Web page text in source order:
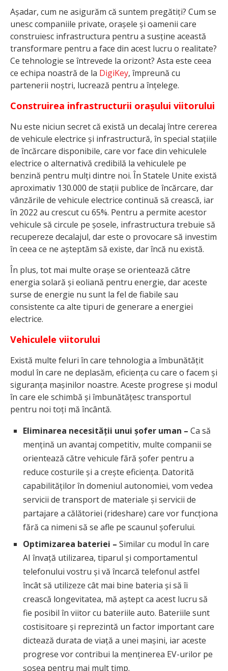
Așadar, cum ne asigurăm că suntem pregătiți? Cum se
unesc companiile private, orașele și oamenii care
construiesc infrastructura pentru a susține această
transformare pentru a face din acest lucru o realitate?
Ce tehnologie se întrevede la orizont? Asta este ceea
ce echipa noastră de la DigiKey, împreună cu
partenerii noștri, lucrează pentru a înțelege.
Construirea infrastructurii orașului viitorului
Nu este niciun secret că există un decalaj între cererea
de vehicule electrice și infrastructură, în special stațiile
de încărcare disponibile, care vor face din vehiculele
electrice o alternativă credibilă la vehiculele pe
benzină pentru mulți dintre noi. În Statele Unite există
aproximativ 130.000 de stații publice de încărcare, dar
vânzările de vehicule electrice continuă să crească, iar
în 2022 au crescut cu 65%. Pentru a permite acestor
vehicule să circule pe șosele, infrastructura trebuie să
recupereze decalajul, dar este o provocare să investim
în ceea ce ne așteptăm să existe, dar încă nu există.
În plus, tot mai multe orașe se orientează către
energia solară și eoliană pentru energie, dar aceste
surse de energie nu sunt la fel de fiabile sau
consistente ca alte tipuri de generare a energiei
electrice.
Vehiculele viitorului
Există multe feluri în care tehnologia a îmbunătățit
modul în care ne deplasăm, eficiența cu care o facem și
siguranța mașinilor noastre. Aceste progrese și modul
în care ele schimbă și îmbunătățesc transportul
pentru noi toți mă încântă.
Eliminarea necesității unui șofer uman – Ca să
mențină un avantaj competitiv, multe companii se
orientează către vehicule fără șofer pentru a
reduce costurile și a crește eficiența. Datorită
capabilităților în domeniul autonomiei, vom vedea
servicii de transport de materiale și servicii de
partajare a călătoriei (rideshare) care vor funcționa
fără ca nimeni să se afle pe scaunul șoferului.
Optimizarea bateriei – Similar cu modul în care
AI învață utilizarea, tiparul și comportamentul
telefonului vostru și vă încarcă telefonul astfel
încât să utilizeze cât mai bine bateria și să îi
crească longevitatea, mă aștept ca acest lucru să
fie posibil în viitor cu bateriile auto. Bateriile sunt
costisitoare și reprezintă un factor important care
dictează durata de viață a unei mașini, iar aceste
progrese vor contribui la menținerea EV-urilor pe
șosea pentru mai mult timp.